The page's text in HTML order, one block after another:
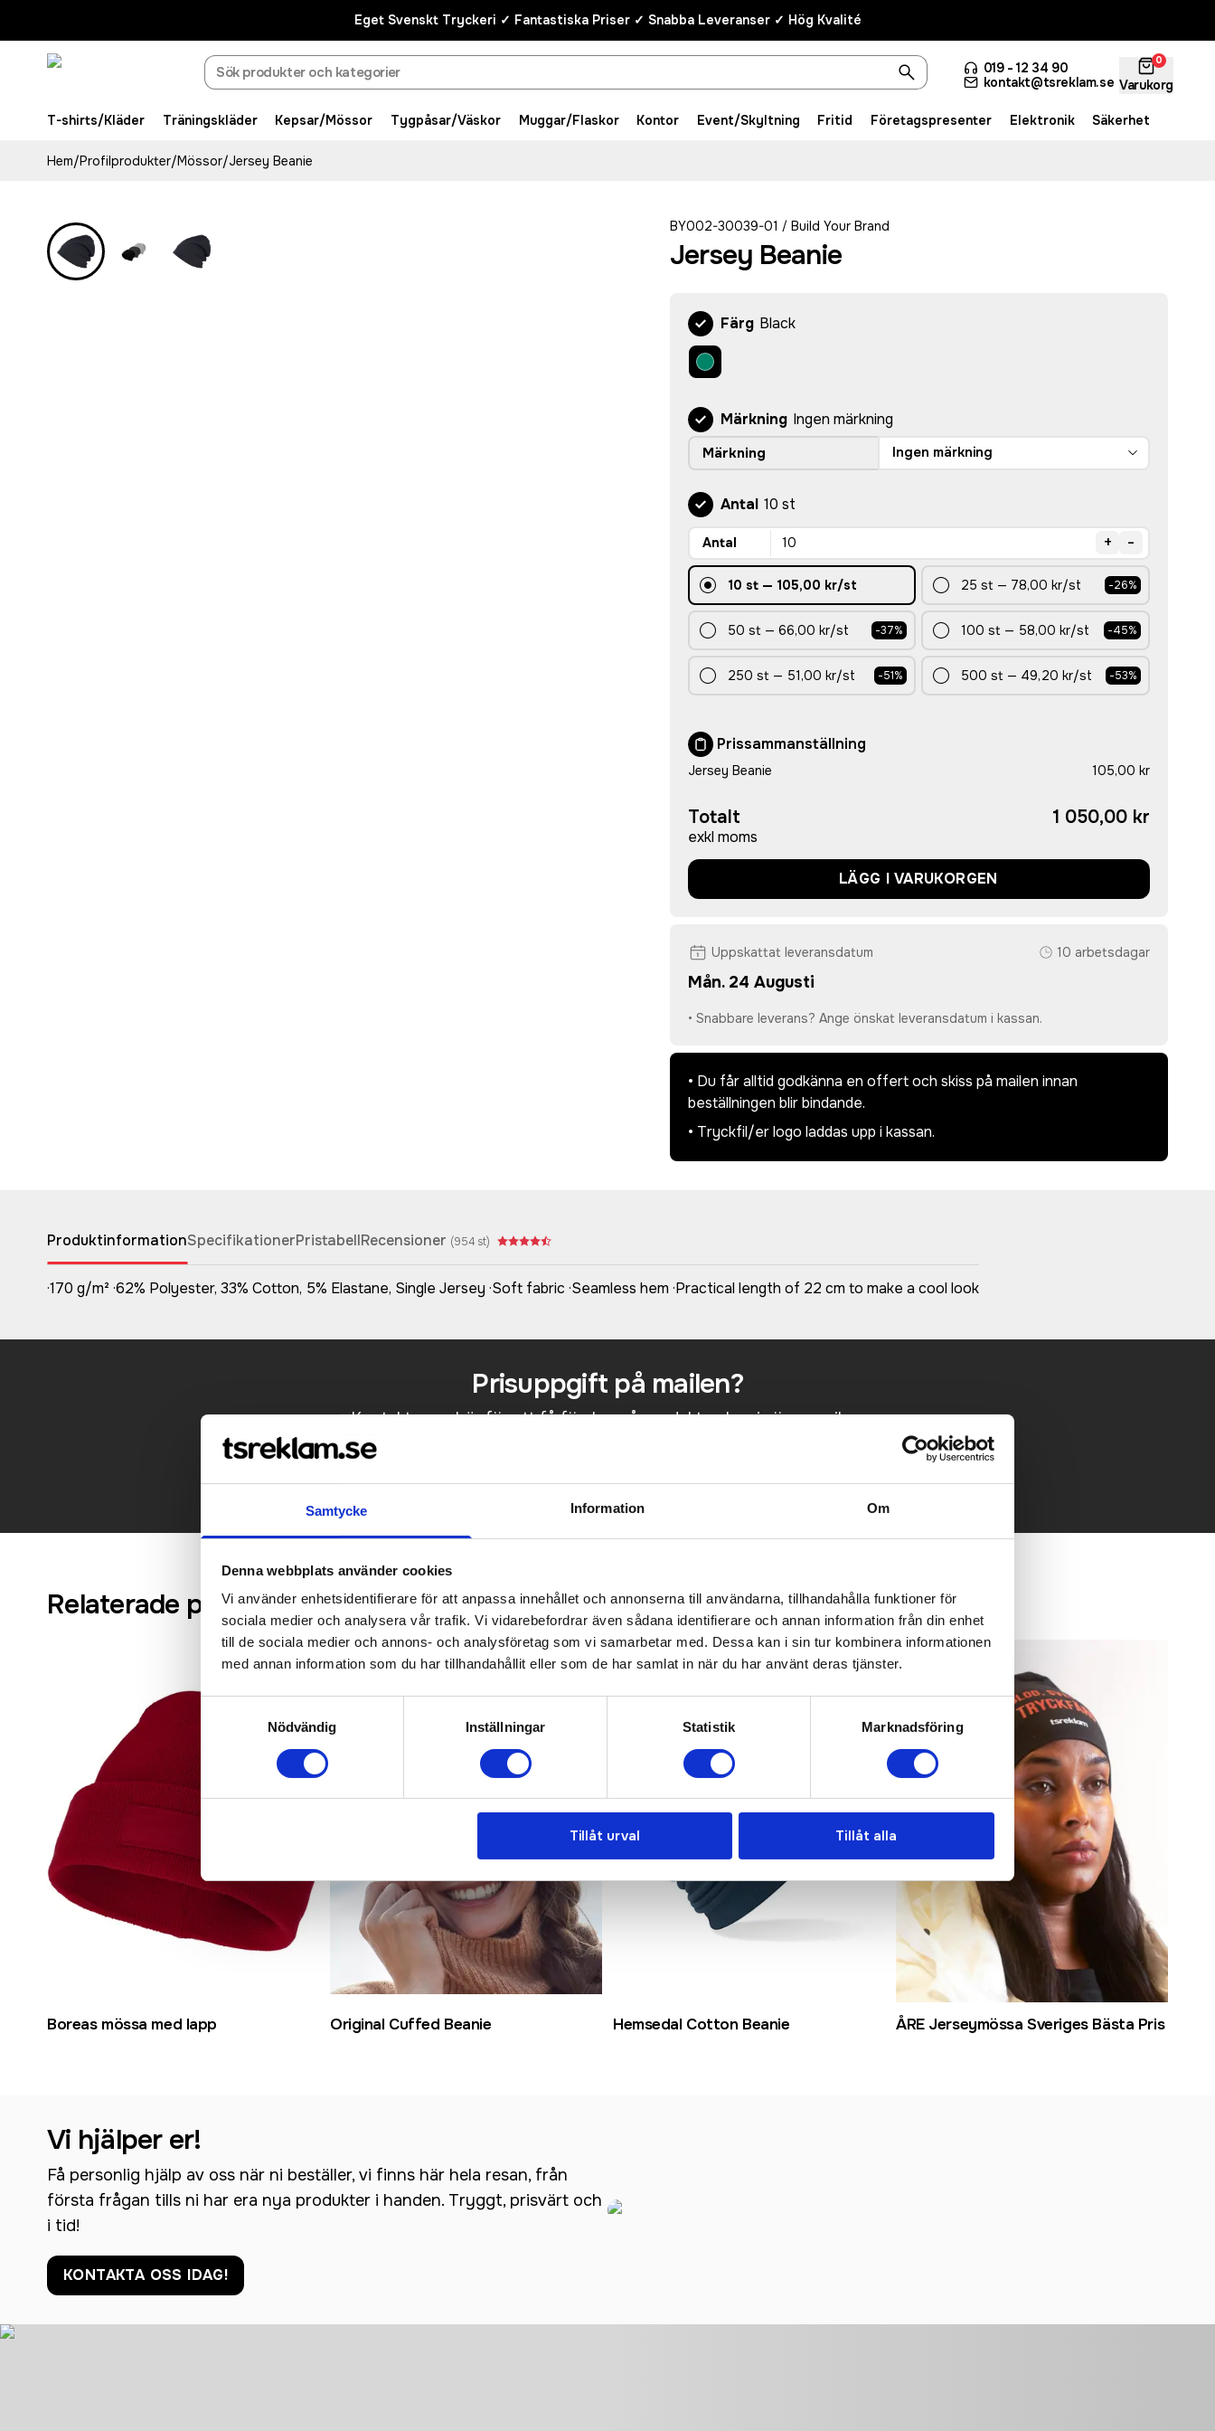
Samtycke Information Om
Denna webbplats använder cookies
Vi använder enhetsidentifierare för att anpassa innehållet och annonserna till användarna, tillhandahålla funktioner för
sociala medier och analysera vår trafik. Vi vidarebefordrar även sådana identifierare och annan information från din enhet
till de sociala medier och annons- och analysföretag som vi samarbetar med. Dessa kan i sin tur kombinera informationen
med annan information som du har tillhandahållit eller som de har samlat in när du har använt deras tjänster.
Nödvändig
Inställningar Statistik Marknadsföring
Tillåt urval Tillåt alla
Eget Svenskt Tryckeri ✓ Fantastiska Priser ✓ Snabba Leveranser ✓ Hög Kvalité
019 - 12 34 90
kontakt@tsreklam.se
0
Varukorg
T-shirts/Kläder Träningskläder Kepsar/Mössor Tygpåsar/Väskor Muggar/Flaskor Kontor Event/Skyltning Fritid Företagspresenter Elektronik Säkerhet
Hem/Profilprodukter/Mössor/Jersey Beanie
BY002-30039-01 / Build Your Brand
Jersey Beanie
Färg Black
Märkning Ingen märkning
Märkning Ingen märkning
Antal 10 st
Antal + -
10 st— 105,00 kr/st 25 st — 78,00 kr/st -26%
50 st — 66,00 kr/st -37% 100 st — 58,00 kr/st -45%
250 st — 51,00 kr/st -51% 500 st — 49,20 kr/st -53%
Prissammanställning
Jersey Beanie 105,00 kr
Totalt
exkl moms
1 050,00 kr
LÄGG I VARUKORGEN
Uppskattat leveransdatum 10 arbetsdagar
Mån. 24 Augusti
• Snabbare leverans? Ange önskat leveransdatum i kassan.
• Du får alltid godkänna en offert och skiss på mailen innan
beställningen blir bindande.
• Tryckfil/er logo laddas upp i kassan.
ProduktinformationSpecifikationerPristabellRecensioner (954 st)
·170 g/m² ·62% Polyester, 33% Cotton, 5% Elastane, Single Jersey ·Soft fabric ·Seamless hem ·Practical length of 22 cm to make a cool look
Prisuppgift på mailen?
Kontakta oss här för att få förslag på produkt och pris över mailen.
KONTAKTA OSS
Relaterade produkter
Boreas mössa med lapp
Bra pris
Original Cuffed Beanie
Populär
Hemsedal Cotton Beanie ÅRE Jerseymössa Sveriges Bästa Pris
Vi hjälper er!
Få personlig hjälp av oss när ni beställer, vi finns här hela resan, från
första frågan tills ni har era nya produkter i handen. Tryggt, prisvärt och
i tid!
KONTAKTA OSS IDAG!